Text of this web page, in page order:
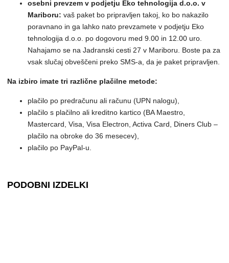
osebni prevzem v podjetju Eko tehnologija d.o.o. v
Mariboru: vaš paket bo pripravljen takoj, ko bo nakazilo
poravnano in ga lahko nato prevzamete v podjetju Eko
tehnologija d.o.o. po dogovoru med 9.00 in 12.00 uro.
Nahajamo se na Jadranski cesti 27 v Mariboru. Boste pa za
vsak slučaj obveščeni preko SMS-a, da je paket pripravljen.
Na izbiro imate tri različne plačilne metode:
plačilo po predračunu ali računu (UPN nalogu),
plačilo s plačilno ali kreditno kartico (BA Maestro,
Mastercard, Visa, Visa Electron, Activa Card, Diners Club –
plačilo na obroke do 36 mesecev),
plačilo po PayPal-u.
PODOBNI IZDELKI